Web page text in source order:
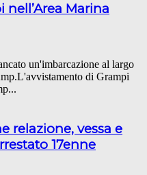
Marina
un'imbarcazione al largo
di Grampi
relazione, vessa e
17enne